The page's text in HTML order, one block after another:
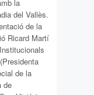
la
del Vallès.
de la
Ricard Martí
de la
de